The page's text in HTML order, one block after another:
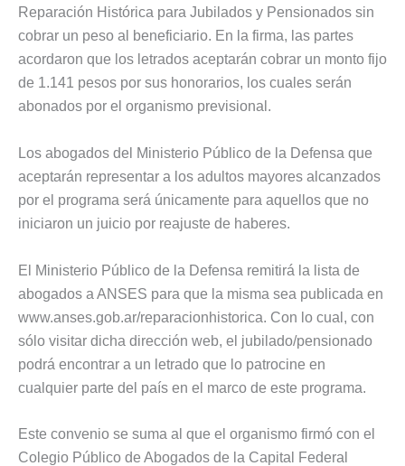
Reparación Histórica para Jubilados y Pensionados sin
cobrar un peso al beneficiario. En la firma, las partes
acordaron que los letrados aceptarán cobrar un monto fijo
de 1.141 pesos por sus honorarios, los cuales serán
abonados por el organismo previsional.
Los abogados del Ministerio Público de la Defensa que
aceptarán representar a los adultos mayores alcanzados
por el programa será únicamente para aquellos que no
iniciaron un juicio por reajuste de haberes.
El Ministerio Público de la Defensa remitirá la lista de
abogados a ANSES para que la misma sea publicada en
www.anses.gob.ar/reparacionhistorica. Con lo cual, con
sólo visitar dicha dirección web, el jubilado/pensionado
podrá encontrar a un letrado que lo patrocine en
cualquier parte del país en el marco de este programa.
Este convenio se suma al que el organismo firmó con el
Colegio Público de Abogados de la Capital Federal